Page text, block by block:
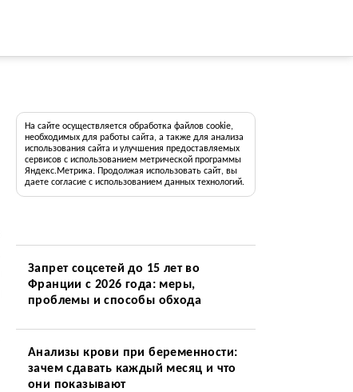
На сайте осуществляется обработка файлов cookie,
необходимых для работы сайта, а также для анализа
использования сайта и улучшения предоставляемых
сервисов с использованием метрической программы
Яндекс.Метрика. Продолжая использовать сайт, вы
даете согласие с использованием данных технологий.
Запрет соцсетей до 15 лет во
Франции с 2026 года: меры,
проблемы и способы обхода
Анализы крови при беременности:
зачем сдавать каждый месяц и что
они показывают